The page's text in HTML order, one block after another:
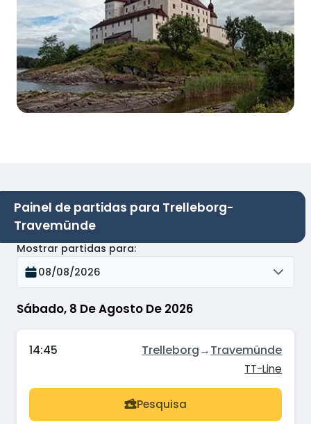
Painel de partidas para Trelleborg-
Travemünde
Sábado, 8 De Agosto De 2026
Mostrar partidas para:
08/08/2026
14:45 Trelleborg→Travemünde
TT-Line
Pesquisa